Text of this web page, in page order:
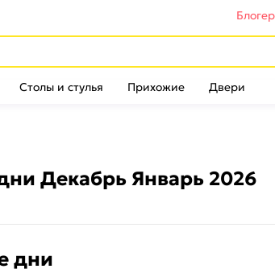
Столы и стулья Прихожие Двери
Декабрь Январь 2026
дни